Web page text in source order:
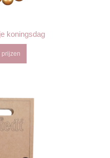
koningsdag
prijzen